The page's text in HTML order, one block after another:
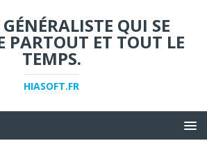
QUI SE
PARTOUT ET TOUT LE
TEMPS.
HIASOFT.FR